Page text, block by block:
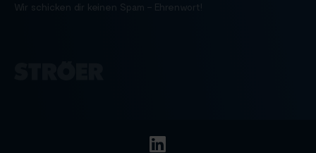
Wir schicken dir keinen Spam – Ehrenwort!